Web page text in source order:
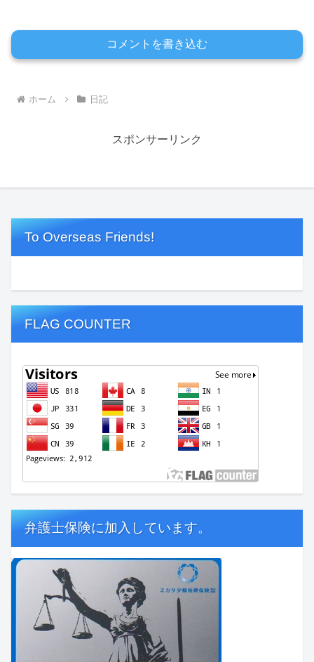
コメントを書き込む
ホーム 日記
スポンサーリンク
To Overseas Friends!
FLAG COUNTER
弁護士保険に加入しています。